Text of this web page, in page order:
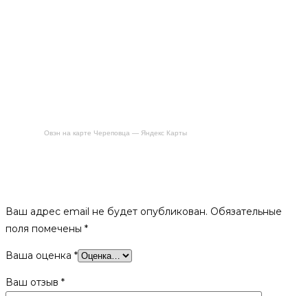
Овэн на карте Череповца — Яндекс Карты
Ваш адрес email не будет опубликован. Обязательные
поля помечены *
Ваша оценка *
Ваш отзыв *